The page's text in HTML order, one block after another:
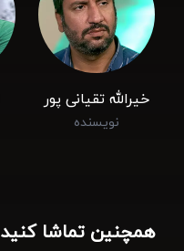
خیرالله تقیانی ‌پور
نویسنده
همچنین تماشا کنید